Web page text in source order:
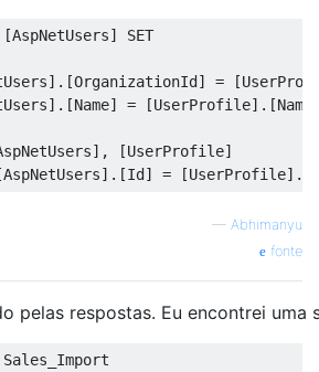
[AspNetUsers] SET
].[OrganizationId] = [
].[Name] = [UserProfile].[Name
], [UserProfile]
AspNetUsers].[Id] = [UserProfile].[
— Abhimanyu
fonte
pelas respostas. Eu encontrei uma